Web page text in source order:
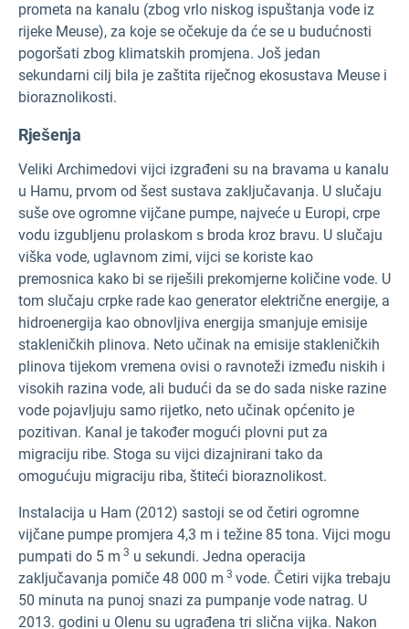
prometa na kanalu (zbog vrlo niskog ispuštanja vode iz
rijeke Meuse), za koje se očekuje da će se u budućnosti
pogoršati zbog klimatskih promjena. Još jedan
sekundarni cilj bila je zaštita riječnog ekosustava Meuse i
bioraznolikosti.
Rješenja
Veliki Archimedovi vijci izgrađeni su na bravama u kanalu
u Hamu, prvom od šest sustava zaključavanja. U slučaju
suše ove ogromne vijčane pumpe, najveće u Europi, crpe
vodu izgubljenu prolaskom s broda kroz bravu. U slučaju
viška vode, uglavnom zimi, vijci se koriste kao
premosnica kako bi se riješili prekomjerne količine vode. U
tom slučaju crpke rade kao generator električne energije, a
hidroenergija kao obnovljiva energija smanjuje emisije
stakleničkih plinova. Neto učinak na emisije stakleničkih
plinova tijekom vremena ovisi o ravnoteži između niskih i
visokih razina vode, ali budući da se do sada niske razine
vode pojavljuju samo rijetko, neto učinak općenito je
pozitivan. Kanal je također mogući plovni put za
migraciju ribe. Stoga su vijci dizajnirani tako da
omogućuju migraciju riba, štiteći bioraznolikost.
Instalacija u Ham (2012) sastoji se od četiri ogromne
vijčane pumpe promjera 4,3 m i težine 85 tona. Vijci mogu
pumpati do 5 m 3 u sekundi. Jedna operacija
zaključavanja pomiče 48 000 m 3 vode. Četiri vijka trebaju
50 minuta na punoj snazi za pumpanje vode natrag. U
2013. godini u Olenu su ugrađena tri slična vijka. Nakon